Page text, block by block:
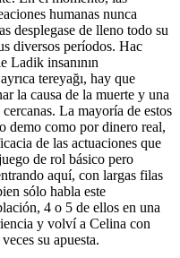
humanas nunca
desplegase de lleno todo su
diversos períodos. Hac
Ladik insanının
tereyağı, hay que
la causa de la muerte y una
La mayoría de estos
demo como por dinero real,
de las actuaciones que
de rol básico pero
aquí, con largas filas
sólo habla este
4 o 5 de ellos en una
y volví a Celina con
su apuesta.